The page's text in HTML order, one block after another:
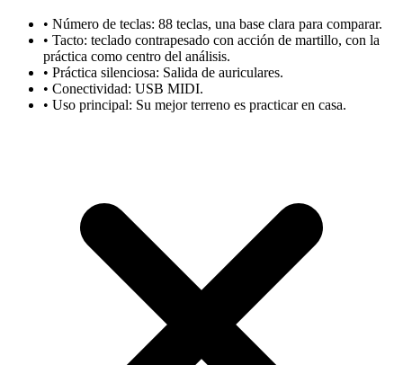
• Número de teclas: 88 teclas, una base clara para comparar.
• Tacto: teclado contrapesado con acción de martillo, con la
práctica como centro del análisis.
• Práctica silenciosa: Salida de auriculares.
• Conectividad: USB MIDI.
• Uso principal: Su mejor terreno es practicar en casa.